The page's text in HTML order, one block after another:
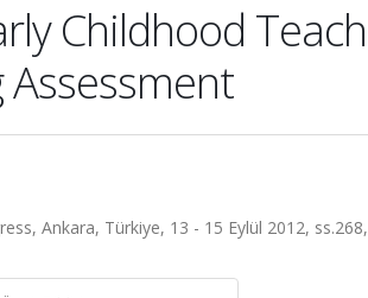
Childhood
Assessment
Ankara, Türkiye, 13 - 15 Eylül 2012,